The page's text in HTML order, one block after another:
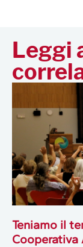
Leggi
Teniamo il
Cooperativa